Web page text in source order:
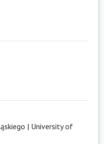
| University of